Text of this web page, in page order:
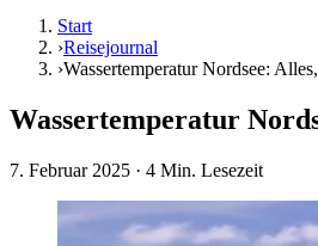
Start
›Reisejournal
›Wassertemperatur Nordsee:
Wassertemperatur
7. Februar 2025 · 4 Min. Lesezeit